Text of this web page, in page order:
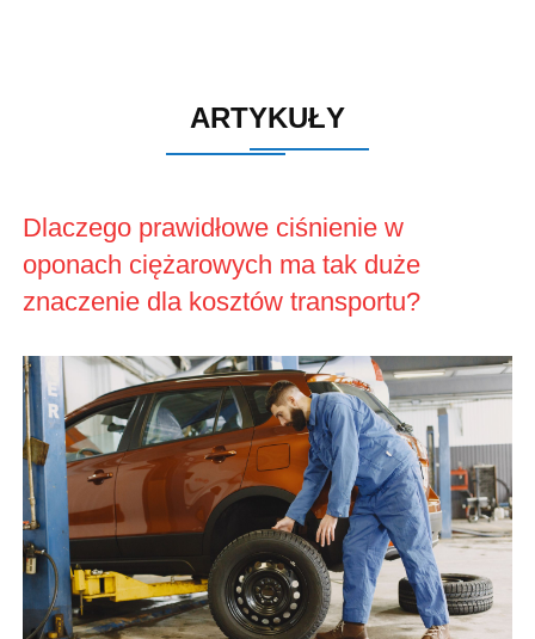
ARTYKUŁY
Dlaczego prawidłowe ciśnienie w
oponach ciężarowych ma tak duże
znaczenie dla kosztów transportu?